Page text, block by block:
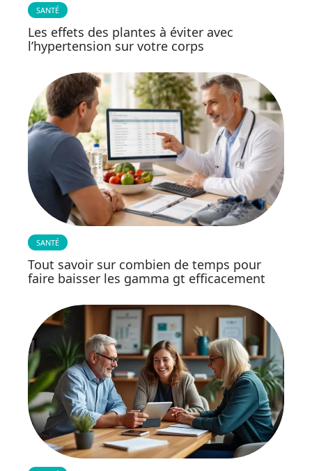
SANTÉ
Les effets des plantes à éviter avec
l’hypertension sur votre corps
SANTÉ
Tout savoir sur combien de temps pour
faire baisser les gamma gt efficacement